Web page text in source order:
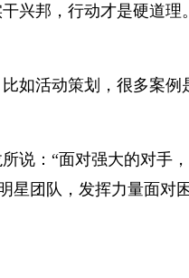
兴邦，行动才是硬道
如活动策划，很多案
：“面对强大的对手
团队，发挥力量面对